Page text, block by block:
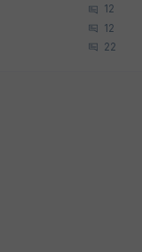
12
12
22